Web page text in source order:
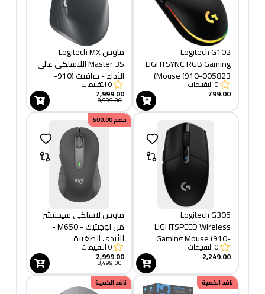
Logitech G102
LIGHTSYNC RGB Gaming
Mouse (910-005823)
0التقييمات
799.00
ماوس Logitech MX
Master 3S اللاسلكي عالي
الأداء - جرافيت (910-
006559)
0التقييمات
7,999.00
8,999.00
Logitech G305
LIGHTSPEED Wireless
Gaming Mouse (910-
005283)
0التقييمات
2,249.00
خصم500.00
ماوس لاسلكي سيجنتشر
من لوجيتيك - M650 -
للأيدي الصغيرة
والمتوسطة الحجم، بطارية
تدوم لعامين، نقرات صامتة،
ازرار جانبية قابلة للتخصيص،
بلوتوث - بلون جرافيتي
0التقييمات
2,999.00
3,499.00
نافد الكمية
نافد الكمية